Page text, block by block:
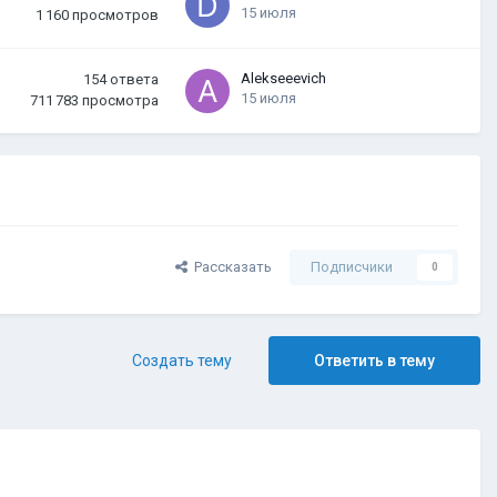
1 160 просмотров
15 июля
154 ответа
711 783 просмотра
Alekseeevich
15 июля
Рассказать Подписчики 0
Ответить в тему
Создать тему